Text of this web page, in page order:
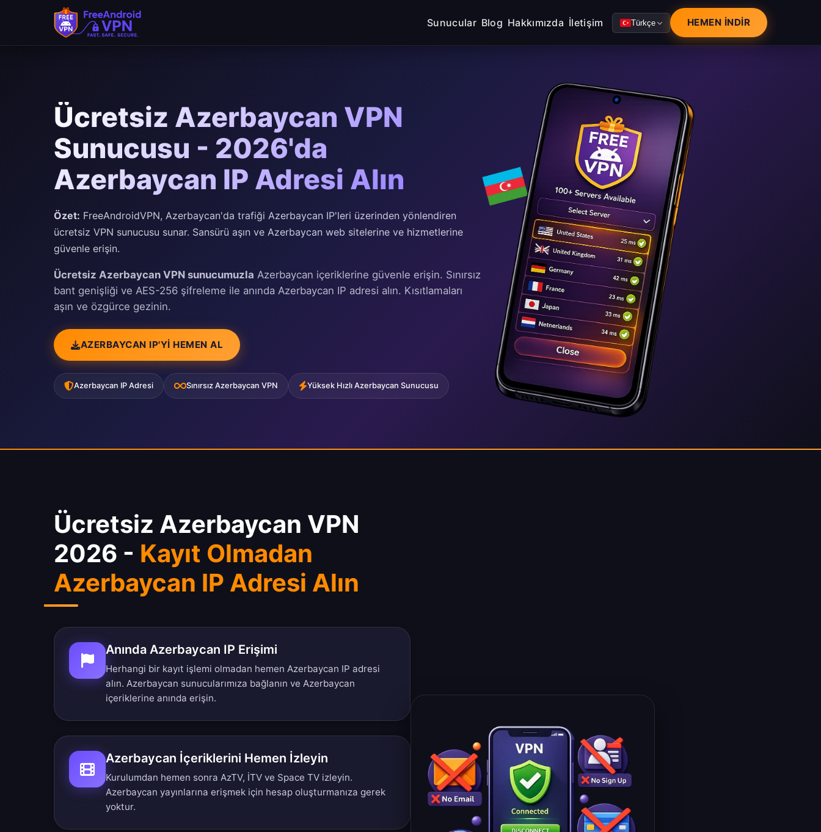
Ana içeriğe geç
Sunucular Blog Hakkımızda İletişim Türkçe HEMEN İNDIR
Ücretsiz Azerbaycan VPN
Sunucusu - 2026'da
Azerbaycan IP Adresi Alın
Özet: FreeAndroidVPN, Azerbaycan'da trafiği Azerbaycan IP'leri üzerinden yönlendiren
ücretsiz VPN sunucusu sunar. Sansürü aşın ve Azerbaycan web sitelerine ve hizmetlerine
güvenle erişin.
Ücretsiz Azerbaycan VPN sunucumuzla Azerbaycan içeriklerine güvenle erişin. Sınırsız
bant genişliği ve AES-256 şifreleme ile anında Azerbaycan IP adresi alın. Kısıtlamaları
aşın ve özgürce gezinin.
AZERBAYCAN IP'YI HEMEN AL
Azerbaycan IP Adresi Sınırsız Azerbaycan VPN Yüksek Hızlı Azerbaycan Sunucusu
Ücretsiz Azerbaycan VPN
2026 - Kayıt Olmadan
Azerbaycan IP Adresi Alın
Anında Azerbaycan IP Erişimi
Herhangi bir kayıt işlemi olmadan hemen Azerbaycan IP adresi
alın. Azerbaycan sunucularımıza bağlanın ve Azerbaycan
içeriklerine anında erişin.
Azerbaycan İçeriklerini Hemen İzleyin
Kurulumdan hemen sonra AzTV, İTV ve Space TV izleyin.
Azerbaycan yayınlarına erişmek için hesap oluşturmanıza gerek
yoktur.